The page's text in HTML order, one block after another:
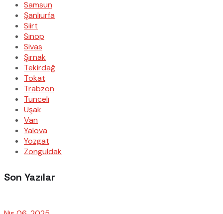
Samsun
Şanlıurfa
Siirt
Sinop
Sivas
Şırnak
Tekirdağ
Tokat
Trabzon
Tunceli
Uşak
Van
Yalova
Yozgat
Zonguldak
Son Yazılar